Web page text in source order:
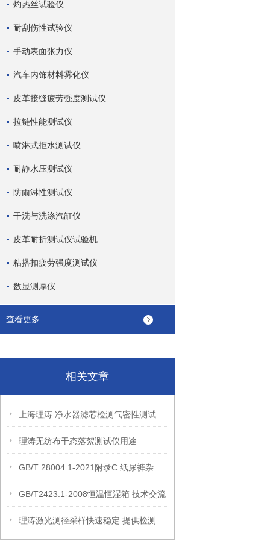
灼热丝试验仪
耐刮伤性试验仪
手动表面张力仪
汽车内饰材料雾化仪
皮革接缝疲劳强度测试仪
拉链性能测试仪
喷淋式拒水测试仪
耐静水压测试仪
防雨淋性测试仪
干洗与洗涤汽缸仪
皮革耐折测试仪试验机
粘搭扣疲劳强度测试仪
数显测厚仪
查看更多
相关文章
理涛无纺布干态落絮测试仪用途
GB/T2423.1-2008恒温恒湿箱 技术交流